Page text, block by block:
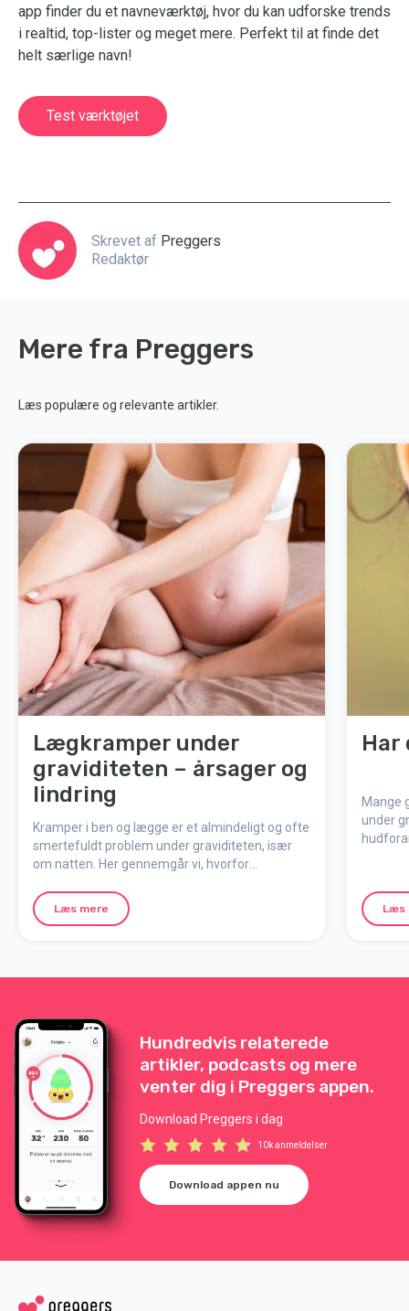
app finder du et navneværktøj, hvor du kan udforske trends
i realtid, top-lister og meget mere. Perfekt til at finde det
helt særlige navn!
Test værktøjet
Skrevet af Preggers
Redaktør
Mere fra Preggers
Læs populære og relevante artikler.
Lægkramper under
graviditeten – årsager og
lindring
Kramper i ben og lægge er et almindeligt og ofte
smertefuldt problem under graviditeten, især
om natten. Her gennemgår vi, hvorfor
dem.
Læs mere
Har
Mange
under
læse,
for atLæs
Hundredvis relaterede
artikler, podcasts og mere
venter dig i Preggers appen.
Download Preggers i dag
10k anmeldelser
Download appen nu